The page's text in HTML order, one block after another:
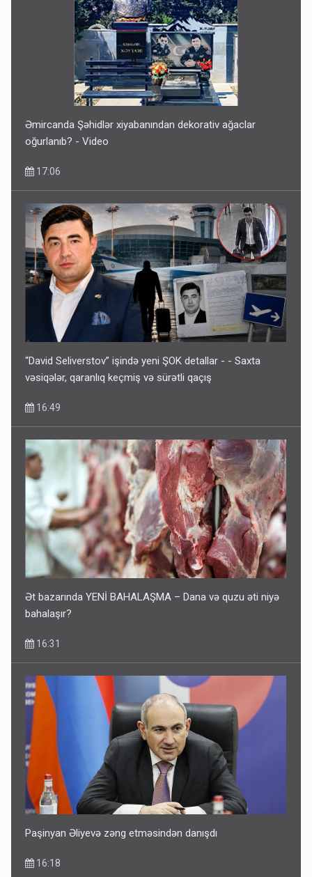
Əmircanda Şəhidlər xiyabanından dekorativ ağaclar
oğurlanıb? - Video
17:06
“David Seliverstov” işində yeni ŞOK detallar - - Saxta
vəsiqələr, qaranlıq keçmiş və sürətli qaçış
16:49
Ət bazarında YENİ BAHALAŞMA – Dana və quzu əti niyə
bahalaşır?
16:31
Paşinyan Əliyevə zəng etməsindən danışdı
16:18